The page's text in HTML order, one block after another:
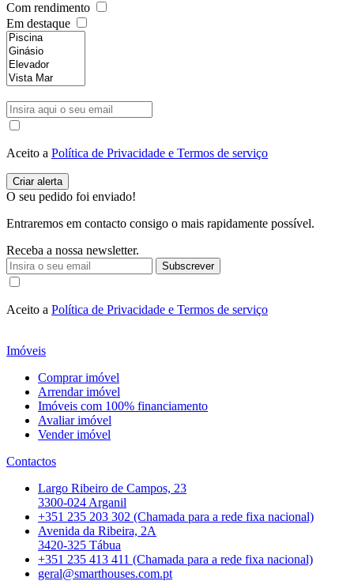
Com rendimento
Em destaque
Aceito a Política de Privacidade e Termos de serviço
O seu pedido foi enviado!
Entraremos em contacto consigo o mais rapidamente possível.
Receba a nossa newsletter.
Subscrever
Aceito a Política de Privacidade e Termos de serviço
Imóveis
Comprar imóvel
Arrendar imóvel
Imóveis com 100% financiamento
Avaliar imóvel
Vender imóvel
Contactos
Largo Ribeiro de Campos, 23
3300-024 Arganil
+351 235 203 302 (Chamada para a rede fixa nacional)
Avenida da Ribeira, 2A
3420-325 Tábua
+351 235 413 411 (Chamada para a rede fixa nacional)
geral@smarthouses.com.pt